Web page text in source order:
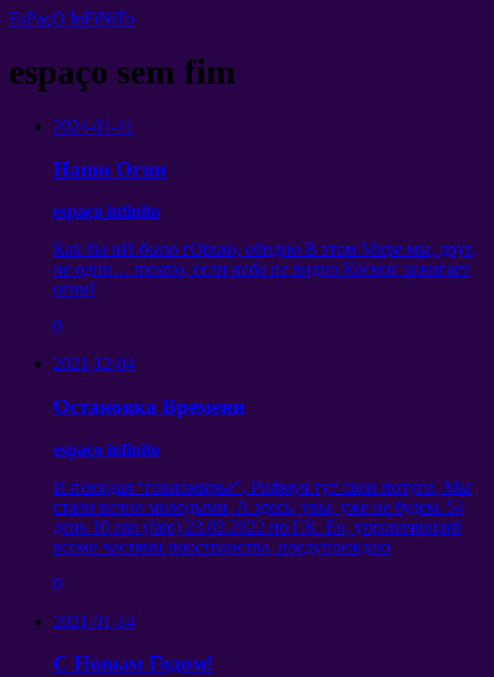
EsPaçO InFiNiTo
espaço sem fim
2024-01-11
Наши Огни
espaço infinito
Как бы нИ было гОрько, обидно В этом Мире мы, друг,
не одни… mesmo, если неба не видно Космос зажигает
огни!
0
2021-12-04
Остановка Времени
espaço infinito
И покидая “говномирье”, Рифмуя тут свои потуги, Мы
стали вечно молодыми, А здесь, увы, уже не будем. 54
день 10 ano (fato) 23.02.2022 по Г.К. Eu, управляющий
всеми частями пространства, предупреждаю
0
2021-01-14
С Новым Годом!